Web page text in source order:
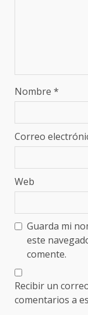
Nombre *
Correo
Web
Guarda mi
este
comente.
Recibir un
comentarios a